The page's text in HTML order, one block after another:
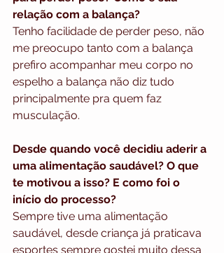
relação com a balança?
Tenho facilidade de perder peso, não
me preocupo tanto com a balança
prefiro acompanhar meu corpo no
espelho a balança não diz tudo
principalmente pra quem faz
musculação.
Desde quando você decidiu aderir a
uma alimentação saudável? O que
te motivou a isso? E como foi o
início do processo?
Sempre tive uma alimentação
saudável, desde criança já praticava
esportes sempre gostei muito dessa